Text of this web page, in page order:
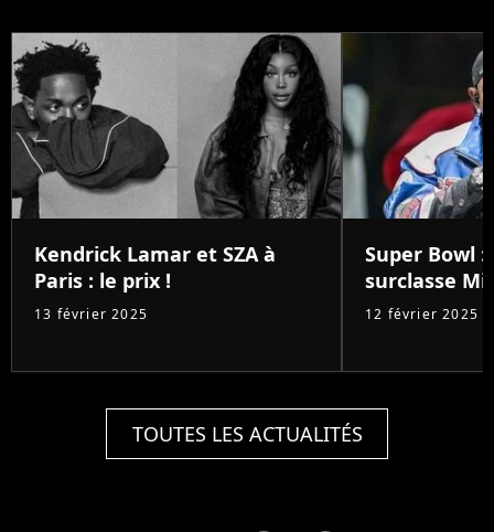
Kendrick Lamar et SZA à
Paris : le prix !
13 février 2025
Super Bowl
surclasse
12 février 2025
TOUTES LES ACTUALITÉS